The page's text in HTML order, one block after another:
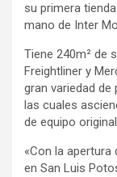
su primera
mano de Inter
Tiene 240m² de
Freightliner y
gran variedad
las cuales
de equipo
«Con la apertura
en San Luis